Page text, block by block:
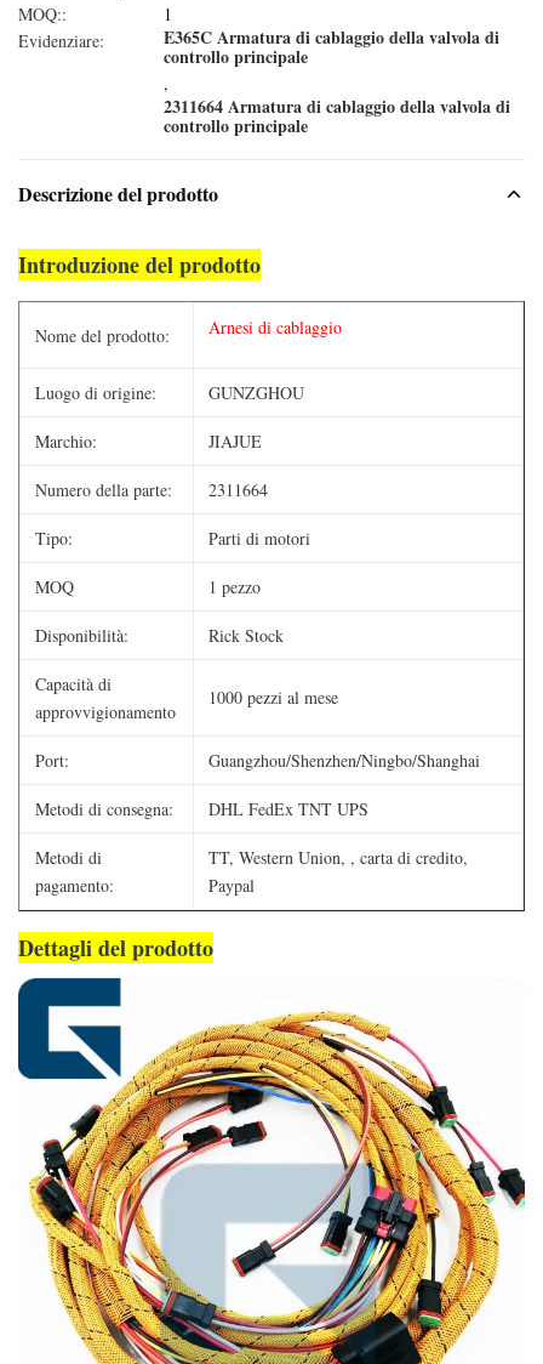
MOQ::
1
Evidenziare:
E365C Armatura di cablaggio della valvola di
controllo principale
,
2311664 Armatura di cablaggio della valvola di
controllo principale
Descrizione del prodotto
Introduzione del prodotto
Nome del prodotto: Arnesi di cablaggio
Luogo di origine: GUNZGHOU
Marchio: JIAJUE
Numero della parte: 2311664
Tipo: Parti di motori
MOQ 1 pezzo
Disponibilità: Rick Stock
Capacità di
approvvigionamento
1000 pezzi al mese
Port: Guangzhou/Shenzhen/Ningbo/Shanghai
Metodi di consegna: DHL FedEx TNT UPS
Metodi di
pagamento:
TT, Western Union, , carta di credito,
Paypal
Dettagli del prodotto